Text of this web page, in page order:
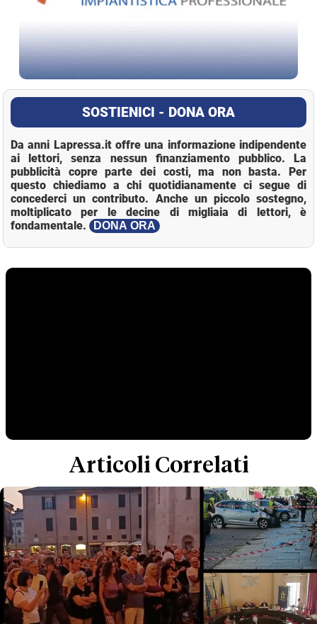
SOSTIENICI - DONA ORA
Da anni Lapressa.it offre una informazione indipendente
ai lettori, senza nessun finanziamento pubblico. La
pubblicità copre parte dei costi, ma non basta. Per
questo chiediamo a chi quotidianamente ci segue di
concederci un contributo. Anche un piccolo sostegno,
moltiplicato per le decine di migliaia di lettori, è
fondamentale.
DONA ORA
Articoli Correlati